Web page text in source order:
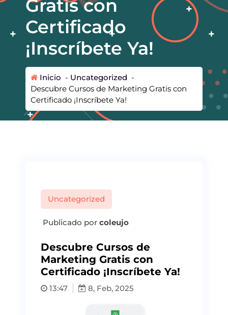
Gratis con
Certificado
¡Inscríbete Ya!
Inicio - Uncategorized -
Descubre Cursos de Marketing Gratis con
Certificado ¡Inscríbete Ya!
Uncategorized
Publicado por coleujo
Descubre Cursos de
Marketing Gratis con
Certificado ¡Inscríbete Ya!
13:47 8, Feb, 2025